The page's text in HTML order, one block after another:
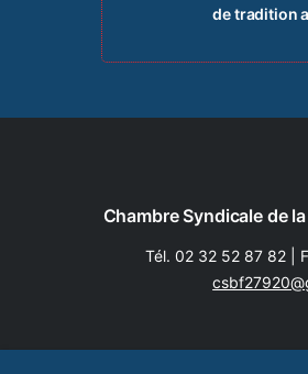
de tradition
Chambre Syndicale de
Tél. 02 32 52 87 82|